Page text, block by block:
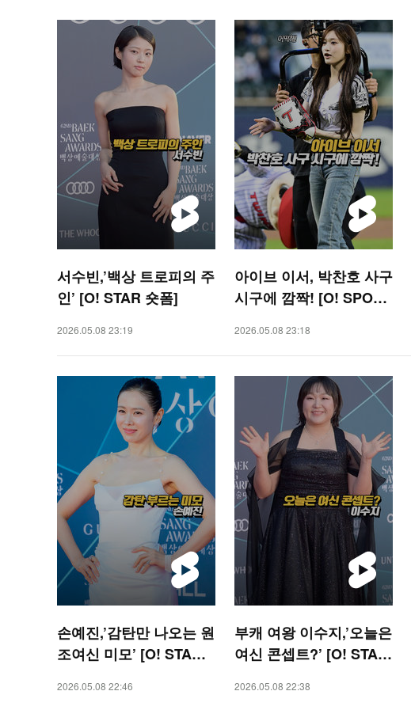
서수빈,’백상 트로피의 주
인’ [O! STAR 숏폼]
2026.05.08 23:19
아이브 이서, 박찬호 사구
시구에 깜짝! [O! SPORT
2026.05.08 23:18
손예진,’감탄만 나오는 원
조여신 미모’ [O! STAR
2026.05.08 22:46
부캐 여왕 이수지,’오늘은
여신 콘셉트?’ [O! STAR
2026.05.08 22:38